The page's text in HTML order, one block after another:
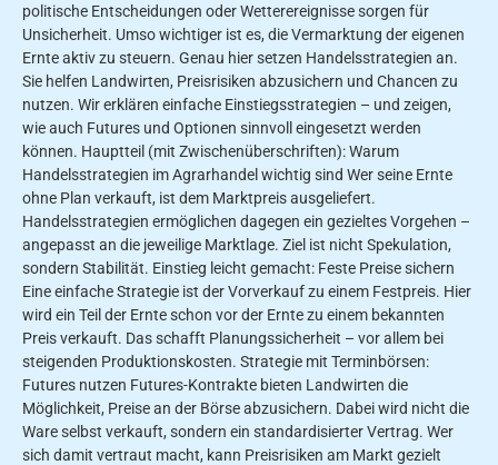
politische Entscheidungen oder Wetterereignisse sorgen für
Unsicherheit. Umso wichtiger ist es, die Vermarktung der eigenen
Ernte aktiv zu steuern. Genau hier setzen Handelsstrategien an.
Sie helfen Landwirten, Preisrisiken abzusichern und Chancen zu
nutzen. Wir erklären einfache Einstiegsstrategien – und zeigen,
wie auch Futures und Optionen sinnvoll eingesetzt werden
können. Hauptteil (mit Zwischenüberschriften): Warum
Handelsstrategien im Agrarhandel wichtig sind Wer seine Ernte
ohne Plan verkauft, ist dem Marktpreis ausgeliefert.
Handelsstrategien ermöglichen dagegen ein gezieltes Vorgehen –
angepasst an die jeweilige Marktlage. Ziel ist nicht Spekulation,
sondern Stabilität. Einstieg leicht gemacht: Feste Preise sichern
Eine einfache Strategie ist der Vorverkauf zu einem Festpreis. Hier
wird ein Teil der Ernte schon vor der Ernte zu einem bekannten
Preis verkauft. Das schafft Planungssicherheit – vor allem bei
steigenden Produktionskosten. Strategie mit Terminbörsen:
Futures nutzen Futures-Kontrakte bieten Landwirten die
Möglichkeit, Preise an der Börse abzusichern. Dabei wird nicht die
Ware selbst verkauft, sondern ein standardisierter Vertrag. Wer
sich damit vertraut macht, kann Preisrisiken am Markt gezielt